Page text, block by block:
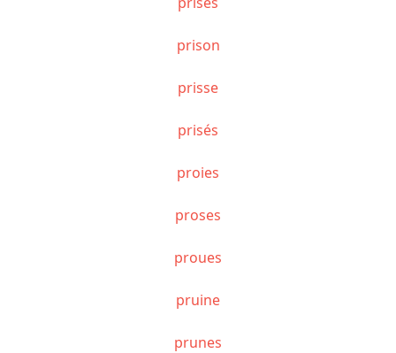
prison
prisse
prisés
proies
proses
proues
pruine
prunes